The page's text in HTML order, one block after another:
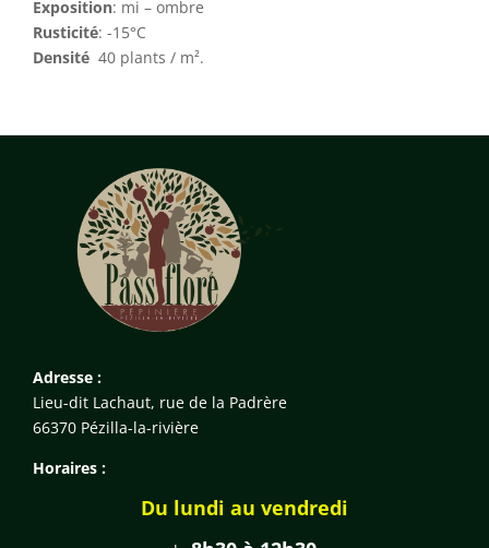
Exposition: mi – ombre
Rusticité: -15°C
Densité 40 plants / m².
Adresse :
Lieu-dit Lachaut, rue de la Padrère
66370 Pézilla-la-rivière
Horaires :
Du lundi au vendredi